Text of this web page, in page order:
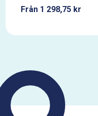
Från 1 298,75 kr